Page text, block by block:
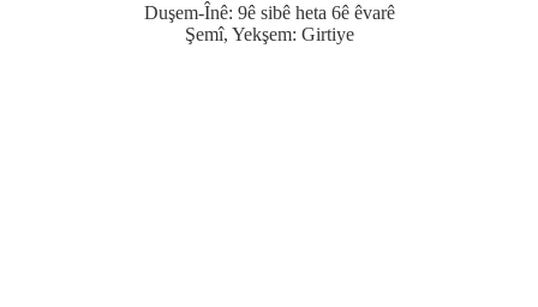
Duşem-Înê: 9ê sibê heta 6ê êvarê
Şemî, Yekşem: Girtiye